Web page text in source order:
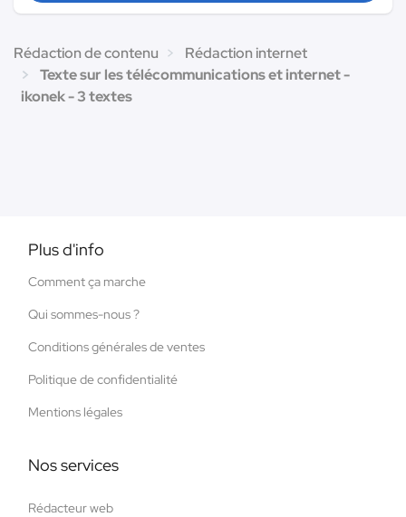
Rédaction de contenu
Rédaction internet
Texte sur les télécommunications et internet -
ikonek - 3 textes
Plus d'info
Comment ça marche
Qui sommes-nous ?
Conditions générales de ventes
Politique de confidentialité
Mentions légales
Nos services
Rédacteur web